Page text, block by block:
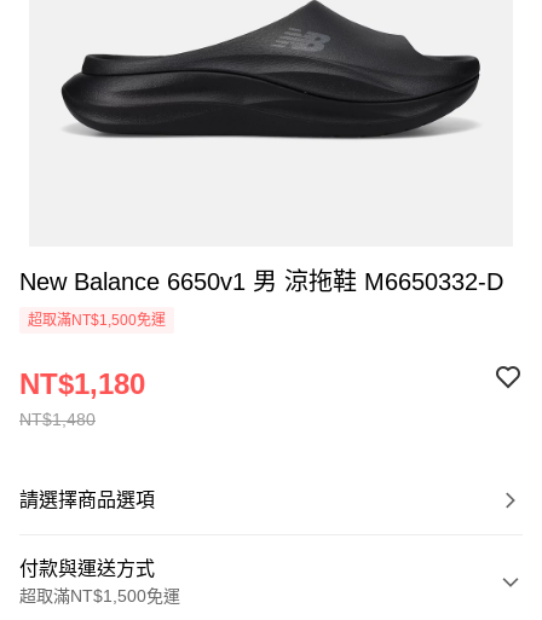
New Balance 6650v1 男 涼拖鞋 M6650332-D
超取滿NT$1,500免運
NT$1,480
NT$1,180
請選擇商品選項
付款與運送方式
超取滿NT$1,500免運